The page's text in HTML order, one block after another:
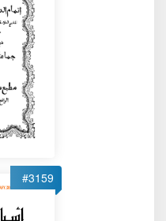
#3159